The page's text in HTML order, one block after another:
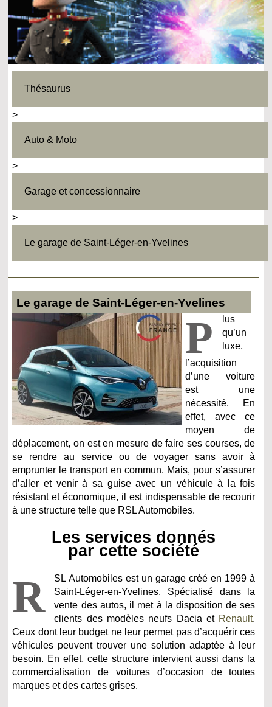
Thésaurus
>
Auto & Moto
>
Garage et concessionnaire
>
Le garage de Saint-Léger-en-Yvelines
Le garage de Saint-Léger-en-Yvelines
P
lus
qu’un
luxe,
l’acquisition
d’une voiture
est une
nécessité. En
effet, avec ce
moyen de
déplacement, on est en mesure de faire ses courses, de
se rendre au service ou de voyager sans avoir à
emprunter le transport en commun. Mais, pour s’assurer
d’aller et venir à sa guise avec un véhicule à la fois
résistant et économique, il est indispensable de recourir
à une structure telle que RSL Automobiles.
Les services donnés
par cette société
R
SL Automobiles est un garage créé en 1999 à
Saint-Léger-en-Yvelines. Spécialisé dans la
vente des autos, il met à la disposition de ses
clients des modèles neufs Dacia et Renault.
Ceux dont leur budget ne leur permet pas d’acquérir ces
véhicules peuvent trouver une solution adaptée à leur
besoin. En effet, cette structure intervient aussi dans la
commercialisation de voitures d’occasion de toutes
marques et des cartes grises.